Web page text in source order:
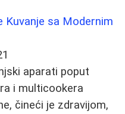
Kuvanje sa Modernim
aparati poput
i multicookera
čineći je zdravijom,